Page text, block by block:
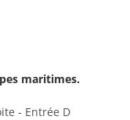
maritimes.
- Entrée D